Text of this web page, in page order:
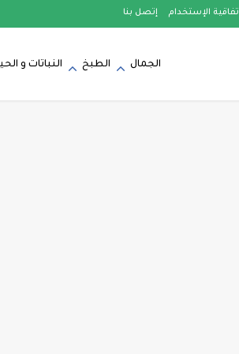
الإستخدام إتصل بنا
الجمال الطبخ النباتات و